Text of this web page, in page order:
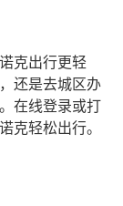
克出行更轻
还是去城区办
在线登录或打
克轻松出行。